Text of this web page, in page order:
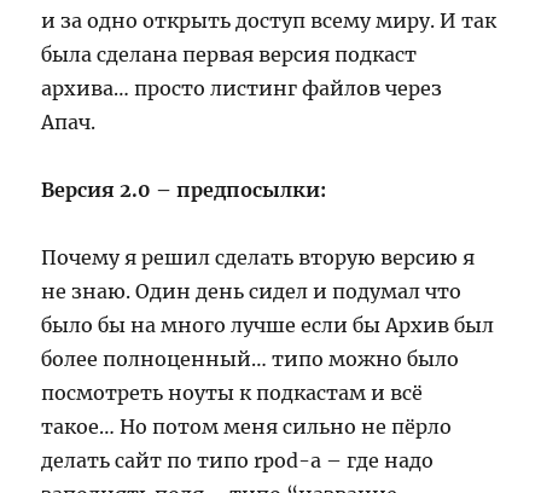
и за одно открыть доступ всему миру. И так
была сделана первая версия подкаст
архива… просто листинг файлов через
Апач.
Версия 2.0 – предпосылки:
Почему я решил сделать вторую версию я
не знаю. Один день сидел и подумал что
было бы на много лучше если бы Архив был
более полноценный… типо можно было
посмотреть ноуты к подкастам и всё
такое… Но потом меня сильно не пёрло
делать сайт по типо rpod-a – где надо